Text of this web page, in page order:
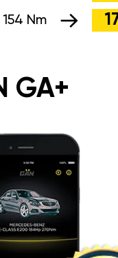
154 Nm
GA+